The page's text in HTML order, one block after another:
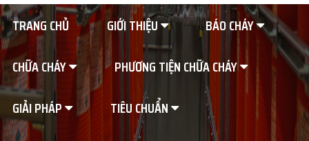
TRANG CHỦ GIỚI THIỆU
BÁO CHÁY
CHỮA CHÁY
PHƯƠNG TIỆN CHỮA CHÁY
GIẢI PHÁP
TIÊU CHUẨN